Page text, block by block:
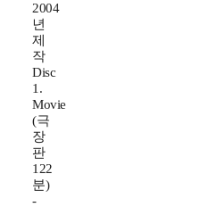
2004
년
제
작
Disc
1.
Movie
(극
장
판
122
분)
-